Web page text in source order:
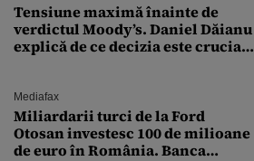
Tensiune maximă înainte de
verdictul Moody’s. Daniel Dăianu
explică de ce decizia este crucială
Mediafax
Miliardarii turci de la Ford
Otosan investesc 100 de milioane
de euro în România. Banca